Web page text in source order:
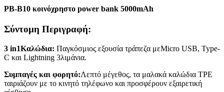
PB-B10 κοινόχρηστο power bank 5000mAh
Σύντομη Περιγραφή:
3 in1Καλώδια: Παγκόσμιος εξουσία τράπεζα μεMicro USB, Type-
C και Lightning 3λιμάνια.
Συμπαγές και φορητό:Λεπτό μέγεθος, τα μαλακά καλώδια TPE
ταιριάζουν με το κινητό τηλέφωνο και προσφέρουν εξαιρετική